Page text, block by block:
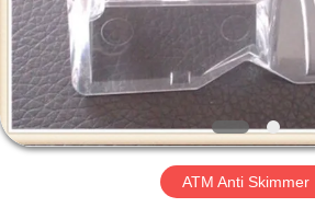
TENTANG
KAMI
TUR
ATM Anti Skimmer